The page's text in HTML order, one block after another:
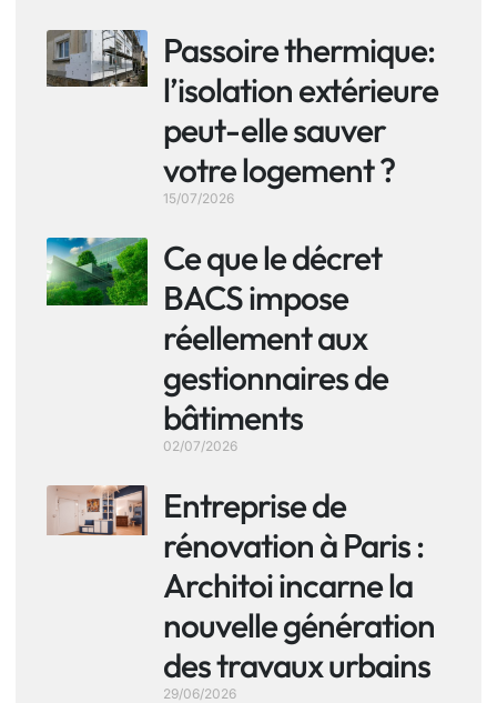
Passoire thermique:
l’isolation extérieure
peut-elle sauver
votre logement ?
15/07/2026
Ce que le décret
BACS impose
réellement aux
gestionnaires de
bâtiments
02/07/2026
Entreprise de
rénovation à Paris :
Architoi incarne la
nouvelle génération
des travaux urbains
29/06/2026